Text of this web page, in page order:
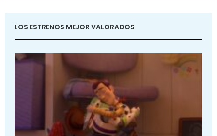
LOS ESTRENOS MEJOR VALORADOS